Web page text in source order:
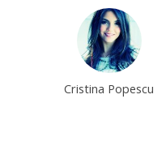
Cristina Popescu